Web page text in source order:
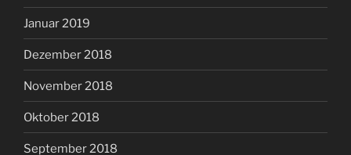
Januar 2019
Dezember 2018
November 2018
Oktober 2018
September 2018